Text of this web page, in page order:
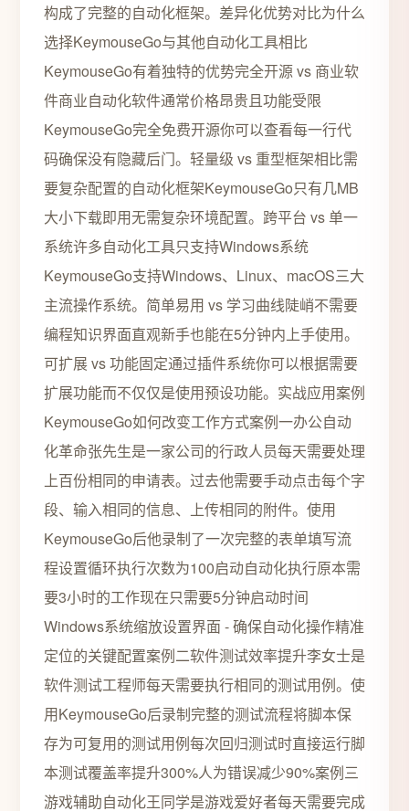
构成了完整的自动化框架。差异化优势对比为什么
选择KeymouseGo与其他自动化工具相比
KeymouseGo有着独特的优势完全开源 vs 商业软
件商业自动化软件通常价格昂贵且功能受限
KeymouseGo完全免费开源你可以查看每一行代
码确保没有隐藏后门。轻量级 vs 重型框架相比需
要复杂配置的自动化框架KeymouseGo只有几MB
大小下载即用无需复杂环境配置。跨平台 vs 单一
系统许多自动化工具只支持Windows系统
KeymouseGo支持Windows、Linux、macOS三大
主流操作系统。简单易用 vs 学习曲线陡峭不需要
编程知识界面直观新手也能在5分钟内上手使用。
可扩展 vs 功能固定通过插件系统你可以根据需要
扩展功能而不仅仅是使用预设功能。实战应用案例
KeymouseGo如何改变工作方式案例一办公自动
化革命张先生是一家公司的行政人员每天需要处理
上百份相同的申请表。过去他需要手动点击每个字
段、输入相同的信息、上传相同的附件。使用
KeymouseGo后他录制了一次完整的表单填写流
程设置循环执行次数为100启动自动化执行原本需
要3小时的工作现在只需要5分钟启动时间
Windows系统缩放设置界面 - 确保自动化操作精准
定位的关键配置案例二软件测试效率提升李女士是
软件测试工程师每天需要执行相同的测试用例。使
用KeymouseGo后录制完整的测试流程将脚本保
存为可复用的测试用例每次回归测试时直接运行脚
本测试覆盖率提升300%人为错误减少90%案例三
游戏辅助自动化王同学是游戏爱好者每天需要完成